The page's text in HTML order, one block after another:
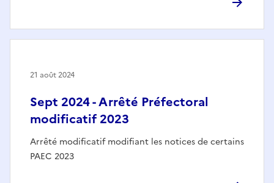
Sept 2024 - Arrêté Préfectoral
modificatif 2023
Arrêté modificatif modifiant les notices de certains
PAEC 2023
21 août 2024